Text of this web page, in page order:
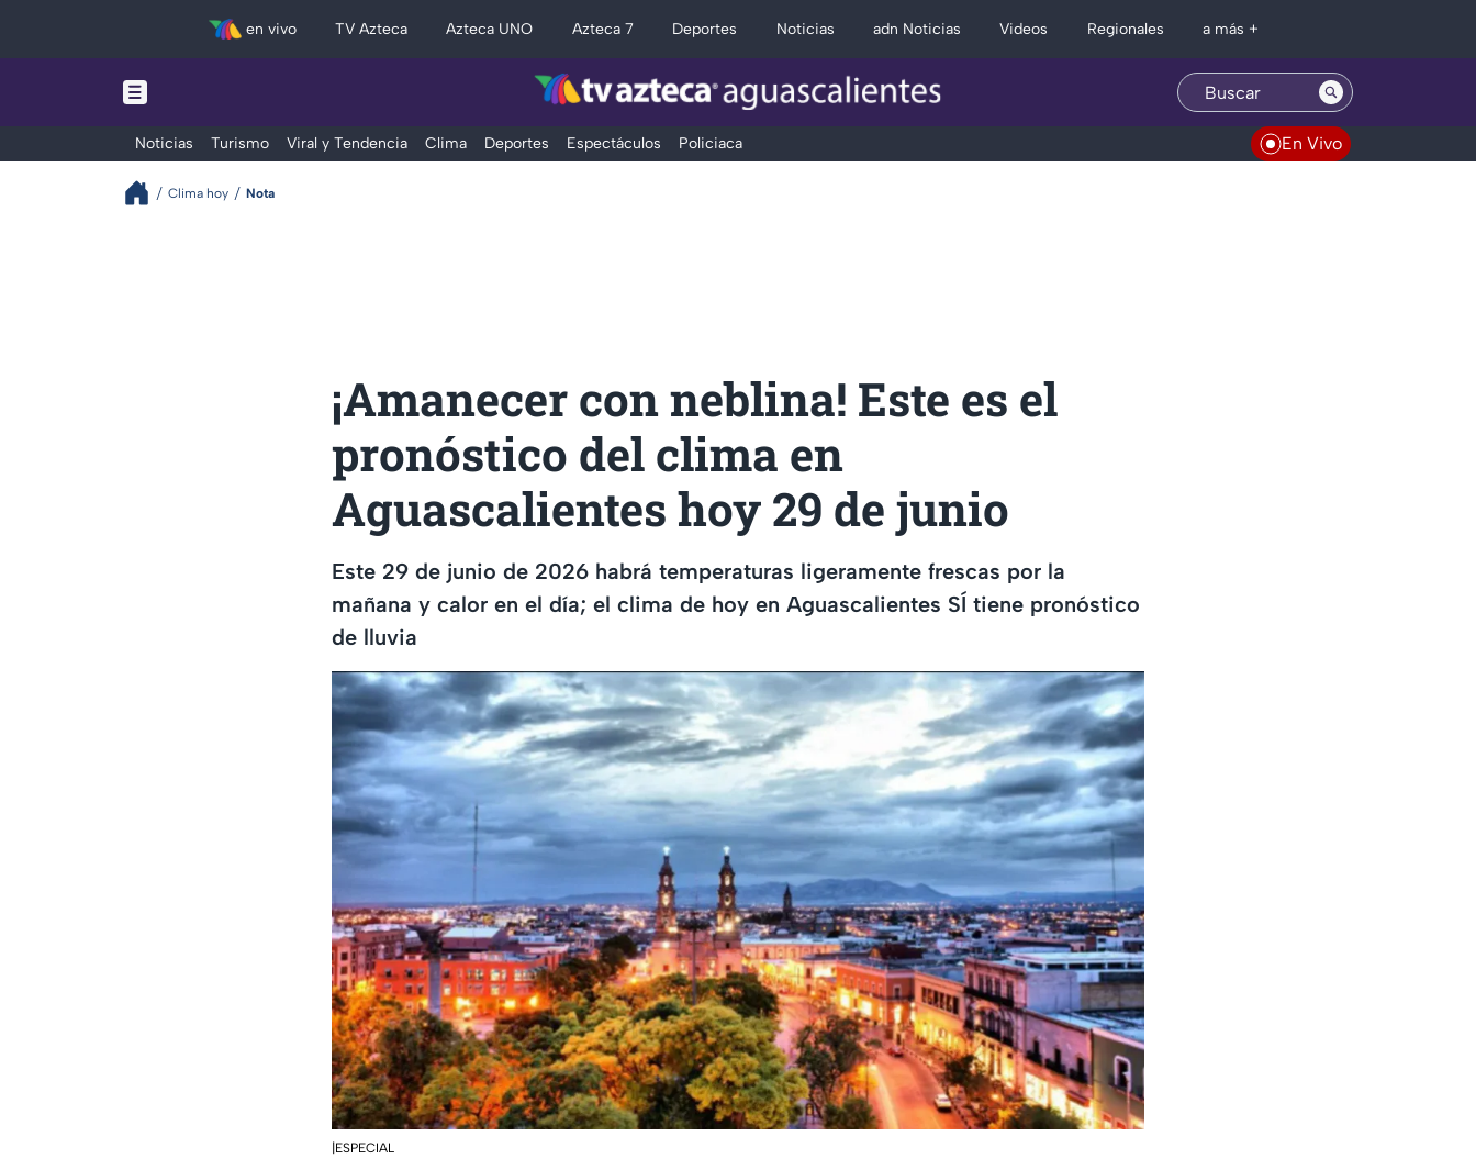
en vivo TV Azteca Azteca UNO Azteca 7 Deportes Noticias adn Noticias Videos Regionales a más +
Noticias Turismo Viral y Tendencia Clima Deportes Espectáculos Policiaca En Vivo
Clima hoy Nota
¡Amanecer con neblina! Este es el
pronóstico del clima en
Aguascalientes hoy 29 de junio
Este 29 de junio de 2026 habrá temperaturas ligeramente frescas por la
mañana y calor en el día; el clima de hoy en Aguascalientes SÍ tiene pronóstico
de lluvia
|ESPECIAL